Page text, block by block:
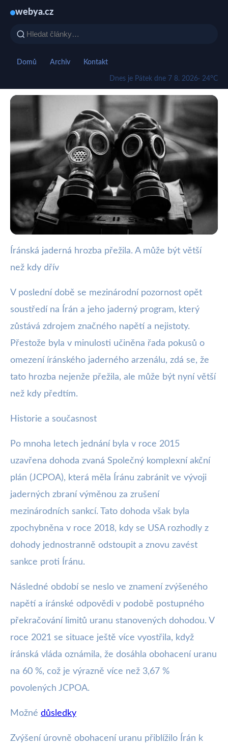
webya.cz
Domů Archiv Kontakt
Dnes je Pátek dne 7 8. 2026· 24°C
webya.cz
Íránský jaderný program: Větší
hrozba než kdykoliv předtím
· 3 min čtení · Autor: Barbora Černá
Íránská jaderná hrozba přežila. A může být větší
než kdy dřív
V poslední době se mezinárodní pozornost opět
soustředí na Írán a jeho jaderný program, který
zůstává zdrojem značného napětí a nejistoty.
Přestože byla v minulosti učiněna řada pokusů o
omezení íránského jaderného arzenálu, zdá se, že
tato hrozba nejenže přežila, ale může být nyní větší
než kdy předtím.
Historie a současnost
Po mnoha letech jednání byla v roce 2015
uzavřena dohoda zvaná Společný komplexní akční
plán (JCPOA), která měla Íránu zabránit ve vývoji
jaderných zbraní výměnou za zrušení
mezinárodních sankcí. Tato dohoda však byla
zpochybněna v roce 2018, kdy se USA rozhodly z
dohody jednostranně odstoupit a znovu zavést
sankce proti Íránu.
Následné období se neslo ve znamení zvýšeného
napětí a íránské odpovědi v podobě postupného
překračování limitů uranu stanovených dohodou. V
roce 2021 se situace ještě více vyostřila, když
íránská vláda oznámila, že dosáhla obohacení uranu
na 60 %, což je výrazně více než 3,67 %
povolených JCPOA.
Možné důsledky
Zvýšení úrovně obohacení uranu přiblížilo Írán k